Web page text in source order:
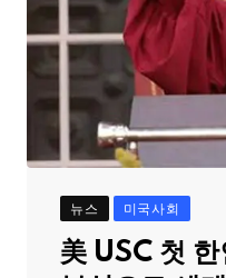
뉴스 미국사회
美 USC 첫